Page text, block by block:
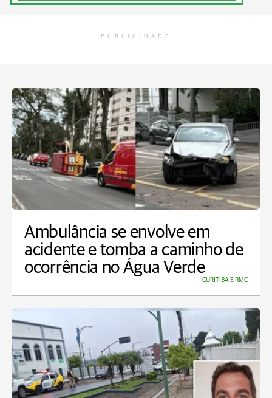
PUBLICIDADE
Ambulância se envolve em
acidente e tomba a caminho de
ocorrência no Água Verde
CURITIBA E RMC